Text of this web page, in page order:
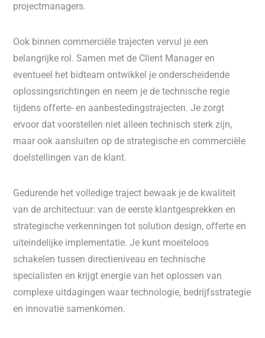
projectmanagers.
Ook binnen commerciële trajecten vervul je een
belangrijke rol. Samen met de Client Manager en
eventueel het bidteam ontwikkel je onderscheidende
oplossingsrichtingen en neem je de technische regie
tijdens offerte- en aanbestedingstrajecten. Je zorgt
ervoor dat voorstellen niet alleen technisch sterk zijn,
maar ook aansluiten op de strategische en commerciële
doelstellingen van de klant.
Gedurende het volledige traject bewaak je de kwaliteit
van de architectuur: van de eerste klantgesprekken en
strategische verkenningen tot solution design, offerte en
uiteindelijke implementatie. Je kunt moeiteloos
schakelen tussen directieniveau en technische
specialisten en krijgt energie van het oplossen van
complexe uitdagingen waar technologie, bedrijfsstrategie
en innovatie samenkomen.